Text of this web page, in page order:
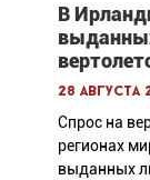
В
28 августа
Спрос на
регионах
выданных